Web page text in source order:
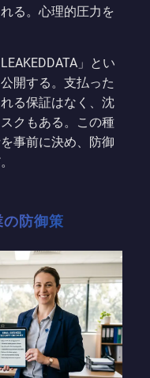
る。心理的圧力を
」とい
開する。支払った
る保証はなく、沈
クもある。この種
事前に決め、防御
防御策